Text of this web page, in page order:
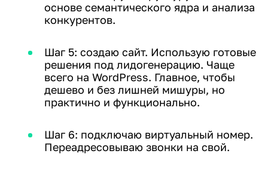
основе семантического ядра и анализа
конкурентов.
Шаг 5: создаю сайт. Использую готовые
решения под лидогенерацию. Чаще
всего на WordPress. Главное, чтобы
дешево и без лишней мишуры, но
практично и функционально.
Шаг 6: подключаю виртуальный номер.
Переадресовываю звонки на свой.